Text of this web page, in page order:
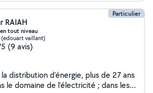
Particulier
RAIAH
tout niveau
(edouart vaillant)
(9 avis)
distribution d'énergie, plus de 27 ans
le domaine de l'électricité ; dans les